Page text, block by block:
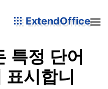
ExtendOffice
특정 단어
표시합니